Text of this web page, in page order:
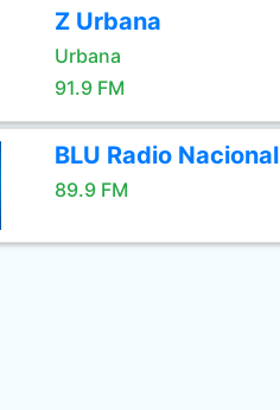
Z Urbana
Urbana
91.9 FM
BLU Radio Nacional
89.9 FM